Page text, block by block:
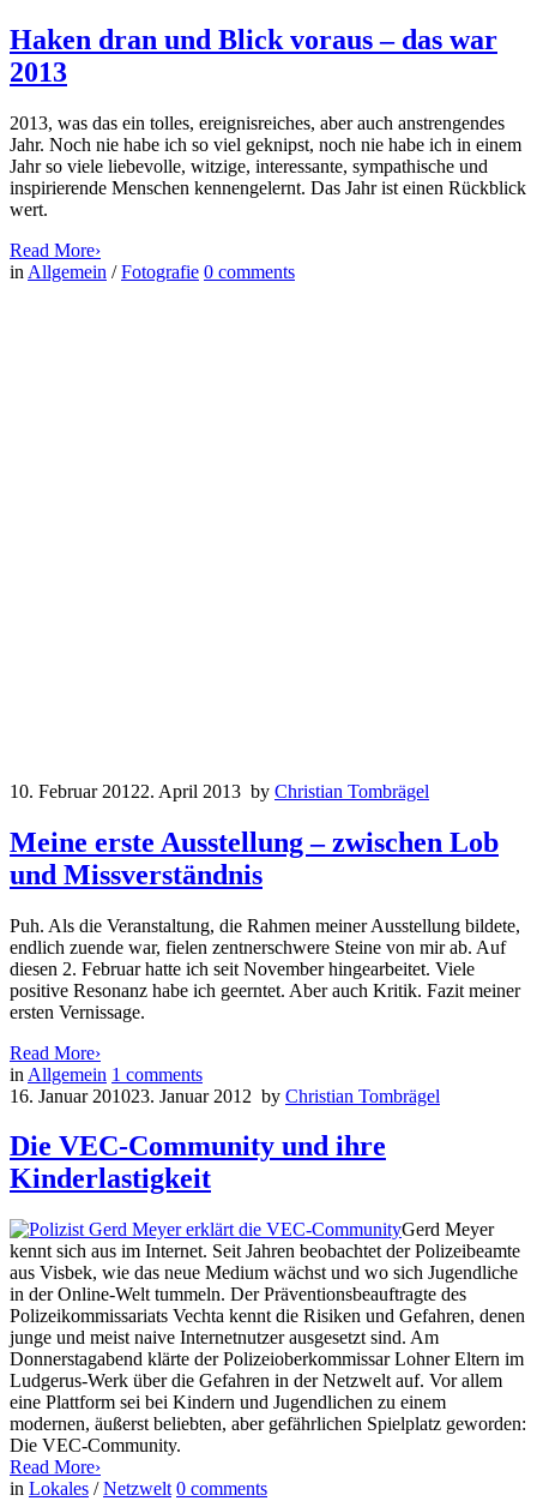
Haken dran und Blick voraus – das war
2013
2013, was das ein tolles, ereignisreiches, aber auch anstrengendes
Jahr. Noch nie habe ich so viel geknipst, noch nie habe ich in einem
Jahr so viele liebevolle, witzige, interessante, sympathische und
inspirierende Menschen kennengelernt. Das Jahr ist einen Rückblick
wert.
Read More›
in Allgemein /Fotografie 0 comments
10. Februar 20122. April 2013 by Christian Tombrägel
Meine erste Ausstellung – zwischen Lob
und Missverständnis
Puh. Als die Veranstaltung, die Rahmen meiner Ausstellung bildete,
endlich zuende war, fielen zentnerschwere Steine von mir ab. Auf
diesen 2. Februar hatte ich seit November hingearbeitet. Viele
positive Resonanz habe ich geerntet. Aber auch Kritik. Fazit meiner
ersten Vernissage.
Read More›
in Allgemein 1 comments
16. Januar 201023. Januar 2012 by Christian Tombrägel
Die VEC-Community und ihre
Kinderlastigkeit
Gerd Meyer
kennt sich aus im Internet. Seit Jahren beobachtet der Polizeibeamte
aus Visbek, wie das neue Medium wächst und wo sich Jugendliche
in der Online-Welt tummeln. Der Präventionsbeauftragte des
Polizeikommissariats Vechta kennt die Risiken und Gefahren, denen
junge und meist naive Internetnutzer ausgesetzt sind. Am
Donnerstagabend klärte der Polizeioberkommissar Lohner Eltern im
Ludgerus-Werk über die Gefahren in der Netzwelt auf. Vor allem
eine Plattform sei bei Kindern und Jugendlichen zu einem
modernen, äußerst beliebten, aber gefährlichen Spielplatz geworden:
Die VEC-Community.
Read More›
in Lokales /Netzwelt 0 comments